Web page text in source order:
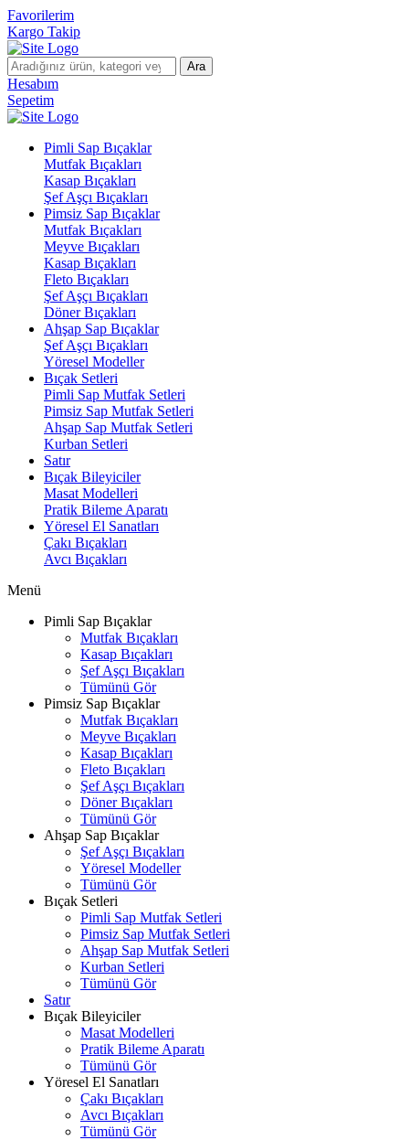
Favorilerim
Kargo Takip
Ara
Hesabım
Sepetim
Pimli Sap Bıçaklar
Mutfak Bıçakları
Kasap Bıçakları
Şef Aşçı Bıçakları
Pimsiz Sap Bıçaklar
Mutfak Bıçakları
Meyve Bıçakları
Kasap Bıçakları
Fleto Bıçakları
Şef Aşçı Bıçakları
Döner Bıçakları
Ahşap Sap Bıçaklar
Şef Aşçı Bıçakları
Yöresel Modeller
Bıçak Setleri
Pimli Sap Mutfak Setleri
Pimsiz Sap Mutfak Setleri
Ahşap Sap Mutfak Setleri
Kurban Setleri
Satır
Bıçak Bileyiciler
Masat Modelleri
Pratik Bileme Aparatı
Yöresel El Sanatları
Çakı Bıçakları
Avcı Bıçakları
Menü
Pimli Sap Bıçaklar
Mutfak Bıçakları
Kasap Bıçakları
Şef Aşçı Bıçakları
Tümünü Gör
Pimsiz Sap Bıçaklar
Mutfak Bıçakları
Meyve Bıçakları
Kasap Bıçakları
Fleto Bıçakları
Şef Aşçı Bıçakları
Döner Bıçakları
Tümünü Gör
Ahşap Sap Bıçaklar
Şef Aşçı Bıçakları
Yöresel Modeller
Tümünü Gör
Bıçak Setleri
Pimli Sap Mutfak Setleri
Pimsiz Sap Mutfak Setleri
Ahşap Sap Mutfak Setleri
Kurban Setleri
Tümünü Gör
Satır
Bıçak Bileyiciler
Masat Modelleri
Pratik Bileme Aparatı
Tümünü Gör
Yöresel El Sanatları
Çakı Bıçakları
Avcı Bıçakları
Tümünü Gör